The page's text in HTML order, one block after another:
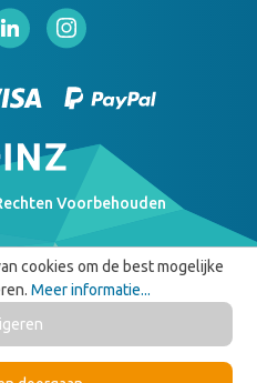
Voorbehouden
cookies om de best mogelijke
Meer informatie...